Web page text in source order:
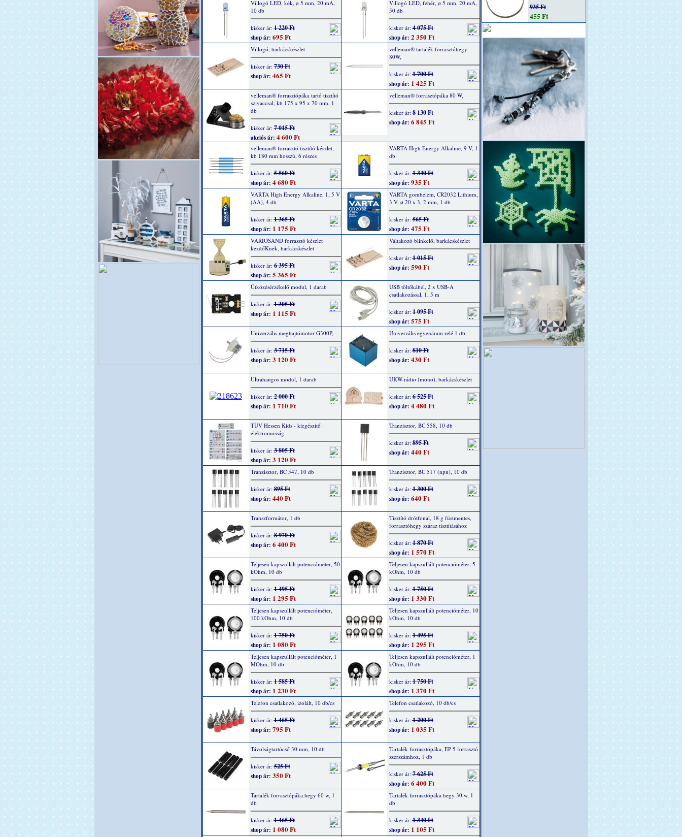
Villogó LED, kék, ø 5 mm, 20 mA,
10 db
kisker ár:1 220 Ft
shop ár: 695 Ft
Villogó LED, fehér, ø 5 mm, 20 mA,
50 db
kisker ár:4 075 Ft
shop ár: 2 350 Ft
Villogó, barkácskészlet
kisker ár:730 Ft
shop ár: 465 Ft
velleman® tartalék forrasztóhegy
80W,
kisker ár:1 700 Ft
shop ár: 1 425 Ft
velleman® forrasztópáka tartó tisztító
szivaccsal, kb 175 x 95 x 70 mm, 1
db
kisker ár:7 015 Ft
akciós ár: 4 600 Ft
velleman® forrasztópáka 80 W,
kisker ár:8 130 Ft
shop ár: 6 845 Ft
velleman® forrasztó tisztító készlet,
kb 180 mm hosszú, 6 részes
kisker ár:5 560 Ft
shop ár: 4 680 Ft
VARTA High Energy Alkaline, 9 V, 1
db
kisker ár:1 340 Ft
shop ár: 935 Ft
VARTA High Energy Alkaline, 1, 5 V
(AA), 4 db
kisker ár:1 365 Ft
shop ár: 1 175 Ft
VARTA gombelem, CR2032 Lithium,
3 V, ø 20 x 3, 2 mm, 1 db
kisker ár:565 Ft
shop ár: 475 Ft
VARIOSAND forrasztó készlet
kezdőKnek, barkácskészlet
kisker ár:6 395 Ft
shop ár: 5 365 Ft
Váltakozó blinkelő, barkácskészlet
kisker ár:1 015 Ft
shop ár: 590 Ft
Ütközésérzékelő modul, 1 darab
kisker ár:1 305 Ft
shop ár: 1 115 Ft
USB töltőkábel, 2 x USB-A
csatlakozással, 1, 5 m
kisker ár:1 095 Ft
shop ár: 575 Ft
Univerzális meghajtómotor G300P,
kisker ár:3 715 Ft
shop ár: 3 120 Ft
Univerzális egyenáram relé 1 db
kisker ár:810 Ft
shop ár: 430 Ft
Ultrahangos modul, 1 darab
kisker ár:2 000 Ft
shop ár: 1 710 Ft
UKW-rádio (mono), barkácskészlet
kisker ár:6 525 Ft
shop ár: 4 480 Ft
TÜV Hessen Kids - kiegészítő :
elektromosság
kisker ár:3 805 Ft
shop ár: 3 120 Ft
Tranzisztor, BC 558, 10 db
kisker ár:895 Ft
shop ár: 440 Ft
Tranzisztor, BC 547, 10 db
kisker ár:895 Ft
shop ár: 440 Ft
Tranzisztor, BC 517 (npn), 10 db
kisker ár:1 300 Ft
shop ár: 640 Ft
Transzformátor, 1 db
kisker ár:8 970 Ft
shop ár: 6 400 Ft
Tisztító drótfonal, 18 g füstmentes,
forrasztóhegy száraz tisztításához
kisker ár:1 870 Ft
shop ár: 1 570 Ft
Teljesen kapszullált potencióméter, 50
kOhm, 10 db
kisker ár:1 495 Ft
shop ár: 1 295 Ft
Teljesen kapszullált potencióméter, 5
kOhm, 10 db
kisker ár:1 750 Ft
shop ár: 1 330 Ft
Teljesen kapszullált potencióméter,
100 kOhm, 10 db
kisker ár:1 750 Ft
shop ár: 1 080 Ft
Teljesen kapszullált potencióméter, 10
kOhm, 10 db
kisker ár:1 495 Ft
shop ár: 1 295 Ft
Teljesen kapszullált potencióméter, 1
MOhm, 10 db
kisker ár:1 585 Ft
shop ár: 1 230 Ft
Teljesen kapszullált potencióméter, 1
kOhm, 10 db
kisker ár:1 750 Ft
shop ár: 1 370 Ft
Telefon csatlakozó, izolált, 10 db/cs
kisker ár:1 465 Ft
shop ár: 795 Ft
Telefon csatlakozó, 10 db/cs
kisker ár:1 200 Ft
shop ár: 1 035 Ft
Távolságtartócső 30 mm, 10 db
kisker ár:525 Ft
shop ár: 350 Ft
Tartalék forrasztópáka, EP 5 forrasztó
szerszámhoz, 1 db
kisker ár:7 625 Ft
shop ár: 6 400 Ft
Tartalék forrasztópáka hegy 60 w, 1
db
kisker ár:1 465 Ft
shop ár: 1 080 Ft
Tartalék forrasztópáka hegy 30 w, 1
db
kisker ár:1 340 Ft
shop ár: 1 105 Ft
935 Ft
455 Ft